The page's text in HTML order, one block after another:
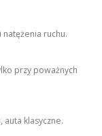
ruchu.
przy poważnych
auta klasyczne.